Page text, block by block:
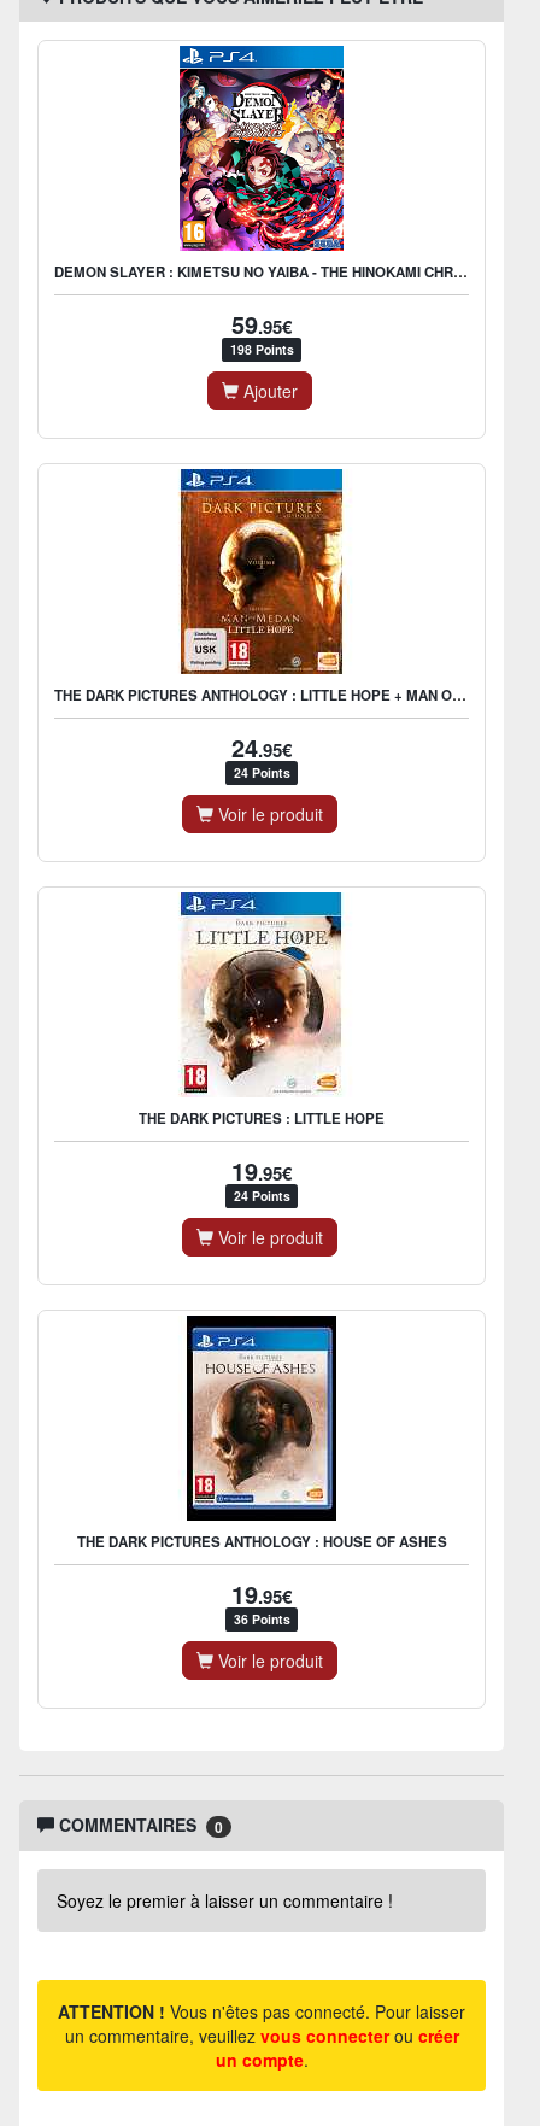
DEMON SLAYER : KIMETSU NO YAIBA - THE HINOKAMI CHRONICLES
59.95€
198 Points
Ajouter
THE DARK PICTURES ANTHOLOGY : LITTLE HOPE + MAN OF MEDAN
24.95€
24 Points
Voir le produit
THE DARK PICTURES : LITTLE HOPE
19.95€
24 Points
Voir le produit
THE DARK PICTURES ANTHOLOGY : HOUSE OF ASHES
19.95€
36 Points
Voir le produit
COMMENTAIRES 0
Soyez le premier à laisser un commentaire !
ATTENTION ! Vous n'êtes pas connecté. Pour laisser
un commentaire, veuillez vous connecterou créer
un compte.